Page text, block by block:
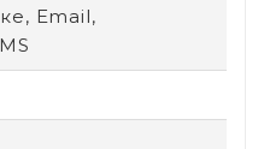
Email,